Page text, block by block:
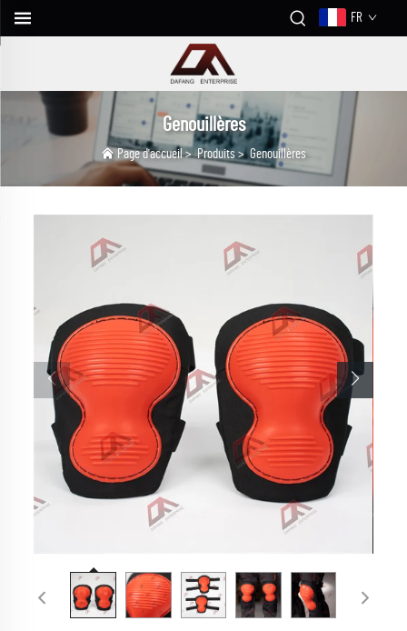
FR
Genouillères
Page d'accueil>Produits >Genouillères